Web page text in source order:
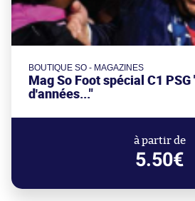
BOUTIQUE SO - MAGAZINES
Mag So Foot spécial C1
d'années..."
à partir de
5.50€